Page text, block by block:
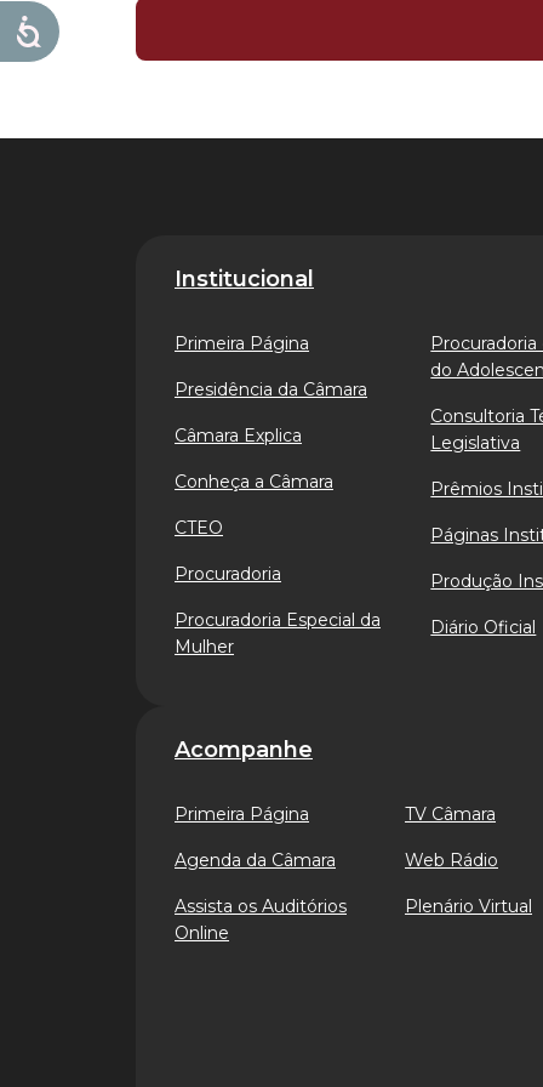
Institucional
Primeira Página
Presidência da Câmara
Câmara Explica
Conheça a Câmara
CTEO
Procuradoria
Procuradoria Especial da
Mulher
Procuradoria
do
Consultoria
Legislativa
Prêmios
Páginas
Produção
Diário Oficial
Acompanhe
Primeira Página
Agenda da Câmara
Assista os Auditórios
Online
TV Câmara
Web Rádio
Plenário Virtual